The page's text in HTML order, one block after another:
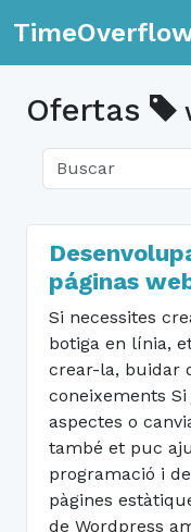
Ofertas
páginas
Si necessites
botiga en línia,
crear-la, buidar
coneixements
aspectes o
també et puc
programació i
pàgines
de Wordpress